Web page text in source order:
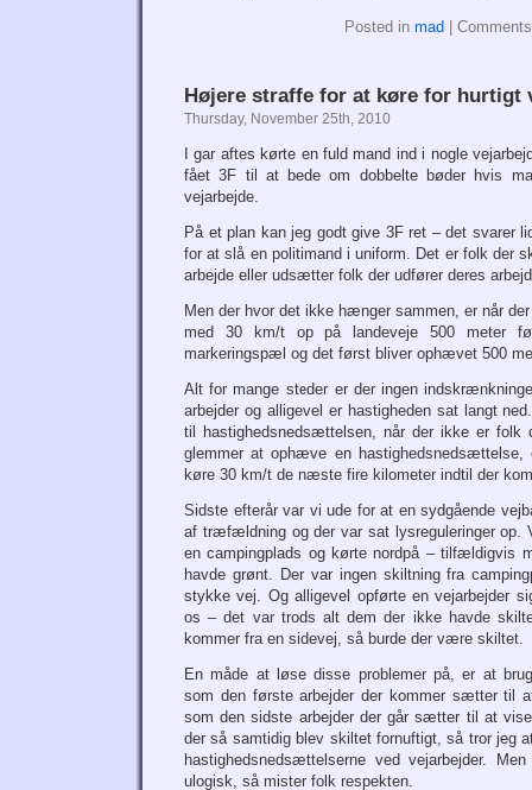
Posted in mad
Højere straffe for at køre for hurtigt
Thursday, November 25th, 2010
I gar aftes kørte en fuld mand ind i nogle
fået 3F til at bede om dobbelte bøder hvis
vejarbejde.
På et plan kan jeg godt give 3F ret – det svarer
for at slå en politimand i uniform. Det er folk der
arbejde eller udsætter folk der udfører deres
Men der hvor det ikke hænger sammen, er når
med 30 km/t op på landeveje 500 meter
markeringspæl og det først bliver ophævet 500
Alt for mange steder er der ingen
arbejder og alligevel er hastigheden sat langt
til hastighedsnedsættelsen, når der ikke er folk
glemmer at ophæve en
køre 30 km/t de næste fire kilometer indtil der
Sidste efterår var vi ude for at en sydgående
af træfældning og der var sat lysreguleringer op.
en campingplads og kørte nordpå – tilfældigvis
havde grønt. Der var ingen skiltning fra
stykke vej. Og alligevel opførte en vejarbejder
os – det var trods alt dem der ikke havde
kommer fra en sidevej, så burde der være skiltet.
En måde at løse disse problemer på, er at
som den første arbejder der kommer sætter til
som den sidste arbejder der går sætter til at
der så samtidig blev skiltet fornuftigt, så tror jeg
hastighedsnedsættelserne ved vejarbejder.
ulogisk, så mister folk respekten.